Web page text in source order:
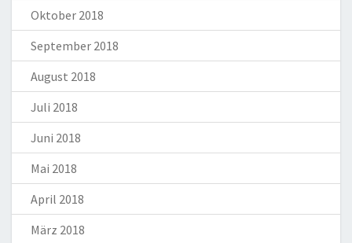
Oktober 2018
September 2018
August 2018
Juli 2018
Juni 2018
Mai 2018
April 2018
März 2018